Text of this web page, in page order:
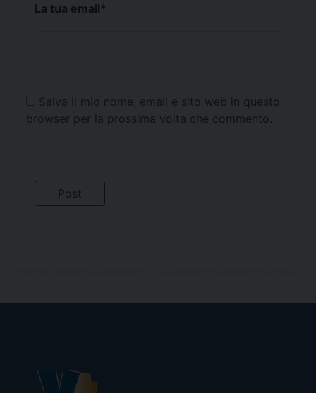
La tua email*
Salva il mio nome, email e sito web in questo
browser per la prossima volta che commento.